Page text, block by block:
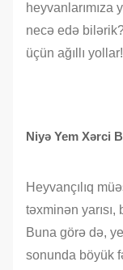
heyvanlarımıza
necə edə
üçün ağıllı yollar!
Niyə Yem Xərci
Heyvançılıq
təxminən
Buna görə də,
sonunda böyük